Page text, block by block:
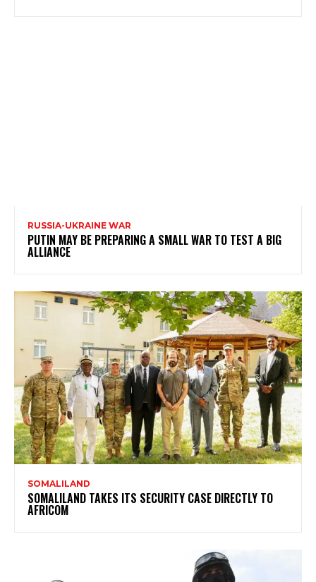
RUSSIA-UKRAINE WAR
PUTIN MAY BE PREPARING A SMALL WAR TO TEST A BIG
ALLIANCE
SOMALILAND
SOMALILAND TAKES ITS SECURITY CASE DIRECTLY TO
AFRICOM